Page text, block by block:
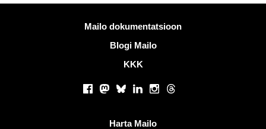
Rohkem informatsiooniMailo dokumentatsioon
Blogi Mailo
KKK
Facebook
Mastodon
BlueskyLinkedInInstagram
Threads
Harta Mailo